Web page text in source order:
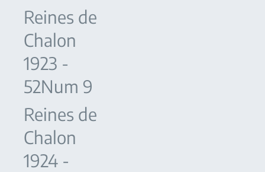
Reines de
Chalon
1923 -
52Num 9
Reines de
Chalon
1924 -